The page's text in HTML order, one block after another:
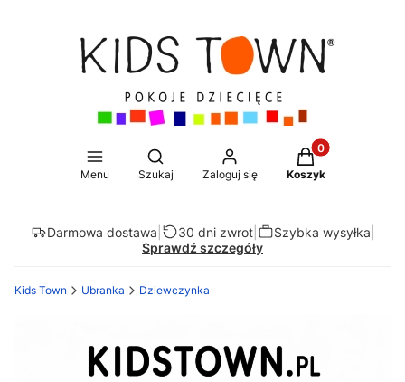
Menu
Otwórz wyszukiwarkę
Szukaj Zaloguj się
Produkty w
Koszyk
Darmowa dostawa 30 dni zwrot| Szybka wysyłka
Sprawdź szczegóły
Kids Town Ubranka Dziewczynka